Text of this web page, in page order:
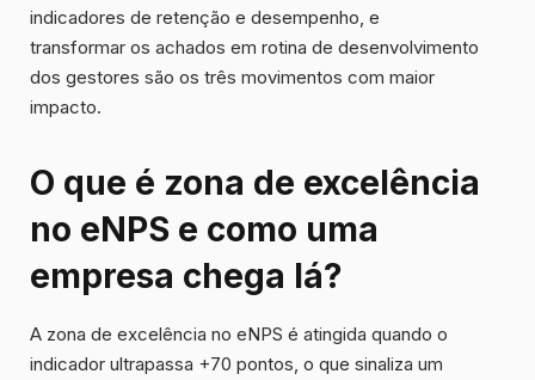
indicadores de retenção e desempenho, e
transformar os achados em rotina de desenvolvimento
dos gestores são os três movimentos com maior
impacto.
O que é zona de excelência
no eNPS e como uma
empresa chega lá?
A zona de excelência no eNPS é atingida quando o
indicador ultrapassa +70 pontos, o que sinaliza um